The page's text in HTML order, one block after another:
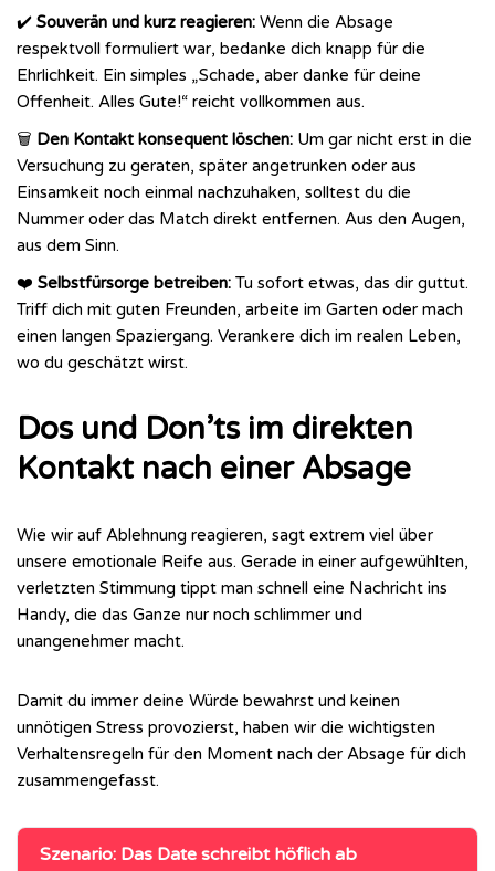
✔️ Souverän und kurz reagieren: Wenn die Absage
respektvoll formuliert war, bedanke dich knapp für die
Ehrlichkeit. Ein simples „Schade, aber danke für deine
Offenheit. Alles Gute!“ reicht vollkommen aus.
🗑️ Den Kontakt konsequent löschen: Um gar nicht erst in die
Versuchung zu geraten, später angetrunken oder aus
Einsamkeit noch einmal nachzuhaken, solltest du die
Nummer oder das Match direkt entfernen. Aus den Augen,
aus dem Sinn.
❤️ Selbstfürsorge betreiben: Tu sofort etwas, das dir guttut.
Triff dich mit guten Freunden, arbeite im Garten oder mach
einen langen Spaziergang. Verankere dich im realen Leben,
wo du geschätzt wirst.
Dos und Don’ts im direkten
Kontakt nach einer Absage
Wie wir auf Ablehnung reagieren, sagt extrem viel über
unsere emotionale Reife aus. Gerade in einer aufgewühlten,
verletzten Stimmung tippt man schnell eine Nachricht ins
Handy, die das Ganze nur noch schlimmer und
unangenehmer macht.
Damit du immer deine Würde bewahrst und keinen
unnötigen Stress provozierst, haben wir die wichtigsten
Verhaltensregeln für den Moment nach der Absage für dich
zusammengefasst.
Szenario: Das Date schreibt höflich ab